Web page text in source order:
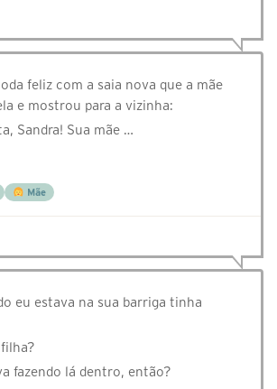
feliz com a saia nova que a mãe
e mostrou para a vizinha:
Sandra! Sua mãe …
Mãe
eu estava na sua barriga tinha
fazendo lá dentro, então?